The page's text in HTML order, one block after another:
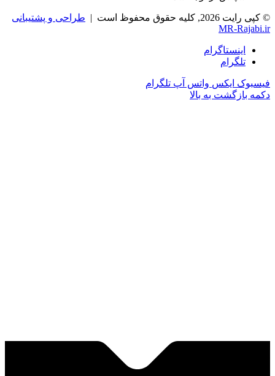
© کپی رایت 2026, کلیه حقوق محفوظ است |
طراحی و پشتیبانی
MR-Rajabi.ir
اینستاگرام
تلگرام
فیسبوک ایکس واتس آپ تلگرام
دکمه بازگشت به بالا